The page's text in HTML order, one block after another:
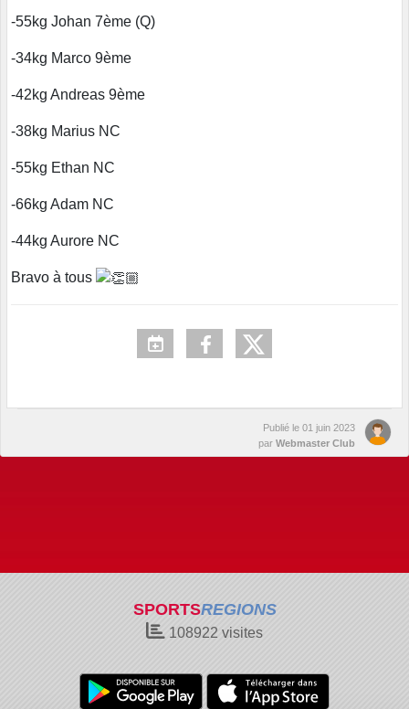
-55kg Johan 7ème (Q)
-34kg Marco 9ème
-42kg Andreas 9ème
-38kg Marius NC
-55kg Ethan NC
-66kg Adam NC
-44kg Aurore NC
Bravo à tous
Publié le 01 juin 2023
par Webmaster Club
SPORTSREGIONS
108922 visites